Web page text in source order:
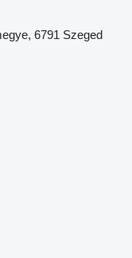
6791 Szeged